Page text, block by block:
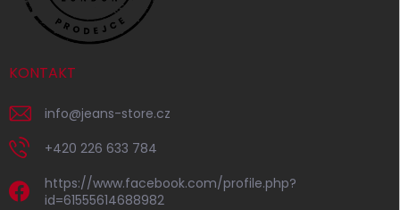
KONTAKT
info@jeans-store.cz
+420 226 633 784
https://www.facebook.com/profile.php?
id=61555614688982